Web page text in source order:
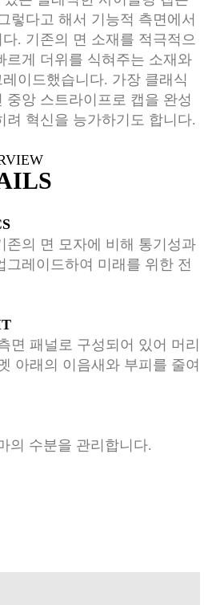
렇다고 해서 기능적 측면에서
. 기존의 면 소재를 적극적으
르게 더위를 식혀주는 소재와
이드했습니다. 가장 클래식
중앙 스트라이프로 캡을 완성
려 혁신을 능가하기도 합니다.
존의 면 모자에 비해 통기성과
그레이드하여 미래를 위한 전
면 패널로 구성되어 있어 머리
아래의 이음새와 부피를 줄여
의 수분을 관리합니다.